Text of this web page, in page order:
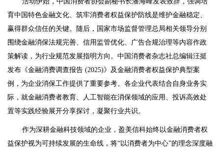
育中国特色金融文化、筑牢消费者权益保护防线是维护金融稳定、
赢得群众信任的关键。随后，国家市场监督管理总局相关领导分别
围绕金融消保法规完善、信用监管优化、广告合规治理等内容作政
策解读，为行业规范发展指明方向。中国消费者杂志社总编辑汪挺
发布《金融消费调查报告 (2025)》及金融消费者权益保护典型案
例，为企业消保工作提供了重要参考。各企业代表结合自身业务实
际，就金融消费者教育、人工智能在消保领域的应用、投诉高效处
置等实践经验展开分享探讨，凝聚行业共识。
作为深耕金融科技领域的企业，盈美信科始终以金融消费者权
益保护视为可持续发展的生命线，将“以消费者为中心”的理念深度融